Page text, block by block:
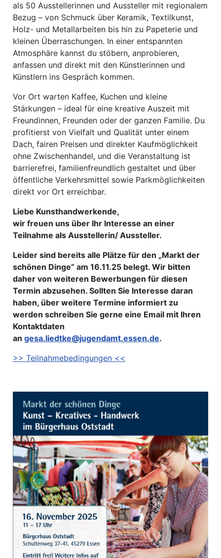
als 50 Ausstellerinnen und Aussteller mit regionalem
Bezug – von Schmuck über Keramik, Textilkunst,
Holz- und Metallarbeiten bis hin zu Papeterie und
kleinen Überraschungen. In einer entspannten
Atmosphäre kannst du stöbern, anprobieren,
anfassen und direkt mit den Künstlerinnen und
Künstlern ins Gespräch kommen.
Vor Ort warten Kaffee, Kuchen und kleine
Stärkungen – ideal für eine kreative Auszeit mit
Freundinnen, Freunden oder der ganzen Familie. Du
profitierst von Vielfalt und Qualität unter einem
Dach, fairen Preisen und direkter Kaufmöglichkeit
ohne Zwischenhandel, und die Veranstaltung ist
barrierefrei, familienfreundlich gestaltet und über
öffentliche Verkehrsmittel sowie Parkmöglichkeiten
direkt vor Ort erreichbar.
Liebe Kunsthandwerkende,
wir freuen uns über Ihr Interesse an einer
Teilnahme als Ausstellerin/ Aussteller.
Leider sind bereits alle Plätze für den „Markt der
schönen Dinge“ am 16.11.25 belegt. Wir bitten
daher von weiteren Bewerbungen für diesen
Termin abzusehen. Sollten Sie Interesse daran
haben, über weitere Termine informiert zu
werden schreiben Sie gerne eine Email mit Ihren
Kontaktdaten
an gesa.liedtke@jugendamt.essen.de.
>> Teilnahmebedingungen <<